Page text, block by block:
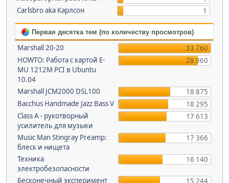
Carlsbro aka Карлсон
1
Первая десятка тем (по количеству просмотров)
Marshall 20-20
33 760
HOWTO: Работа с картой E-
MU 1212M PCI в Ubuntu
10.04
28 960
Marshall JCM2000 DSL100
18 875
Bacchus Handmade Jazz Bass V
18 295
Class A - рукотворный
усилитель для музыки
17 613
Music Man Stingray Preamp:
блеск и нищета
17 366
Техника
электробезопасности
16 140
Бесконечный эксперимент
15 244